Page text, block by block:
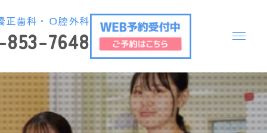
正歯科・口腔外科
7648